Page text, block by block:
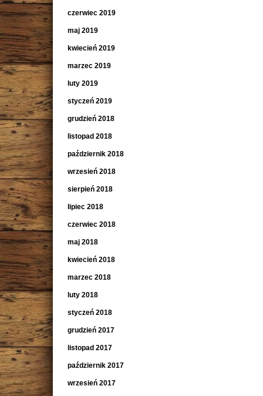
czerwiec 2019
maj 2019
kwiecień 2019
marzec 2019
luty 2019
styczeń 2019
grudzień 2018
listopad 2018
październik 2018
wrzesień 2018
sierpień 2018
lipiec 2018
czerwiec 2018
maj 2018
kwiecień 2018
marzec 2018
luty 2018
styczeń 2018
grudzień 2017
listopad 2017
październik 2017
wrzesień 2017